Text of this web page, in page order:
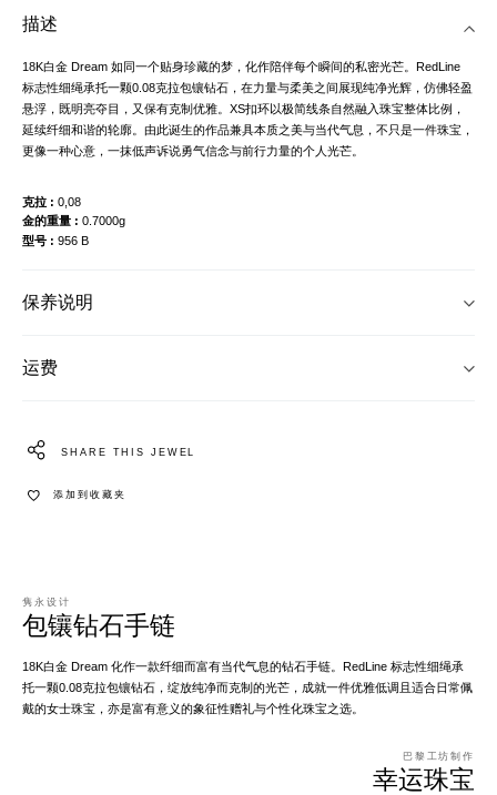
描述
18K白金 Dream 如同一个贴身珍藏的梦，化作陪伴每个瞬间的私密光芒。RedLine
标志性细绳承托一颗0.08克拉包镶钻石，在力量与柔美之间展现纯净光辉，仿佛轻盈
悬浮，既明亮夺目，又保有克制优雅。XS扣环以极简线条自然融入珠宝整体比例，
延续纤细和谐的轮廓。由此诞生的作品兼具本质之美与当代气息，不只是一件珠宝，
更像一种心意，一抹低声诉说勇气信念与前行力量的个人光芒。
克拉
0,08
金的重量
0.7000g
型号
956 B
保养说明
运费
SHARE THIS JEWEL
添加到收藏夹
隽永设计
包镶钻石手链
18K白金 Dream 化作一款纤细而富有当代气息的钻石手链。RedLine 标志性细绳承
托一颗0.08克拉包镶钻石，绽放纯净而克制的光芒，成就一件优雅低调且适合日常佩
戴的女士珠宝，亦是富有意义的象征性赠礼与个性化珠宝之选。
巴黎工坊制作
幸运珠宝